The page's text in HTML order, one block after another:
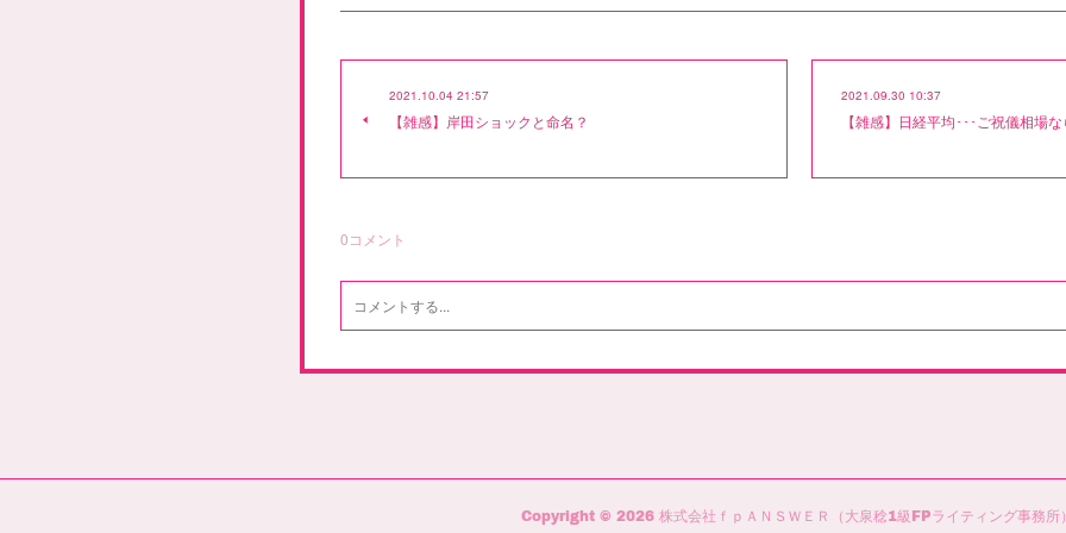
2021.10.04 21:57
【雑感】岸田ショックと命名？
2021.09.30 10:37
【雑感】日経平均･･･ご祝儀相場
0コメント
Copyright © 2026 株式会社ｆｐＡＮＳＷＥＲ（大泉稔1級FPライティング事務所）